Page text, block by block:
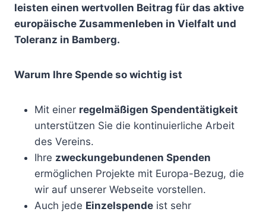
leisten einen wertvollen Beitrag für das aktive
europäische Zusammenleben in Vielfalt und
Toleranz in Bamberg.
Warum Ihre Spende so wichtig ist
Mit einer regelmäßigen Spendentätigkeit
unterstützen Sie die kontinuierliche Arbeit
des Vereins.
Ihre zweckungebundenen Spenden
ermöglichen Projekte mit Europa-Bezug, die
wir auf unserer Webseite vorstellen.
Auch jede Einzelspende ist sehr